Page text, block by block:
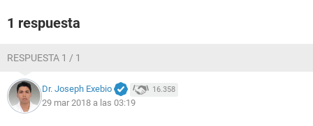
1 respuesta
RESPUESTA 1 / 1
Dr. Joseph Exebio 16.358
29 mar 2018 a las 03:19